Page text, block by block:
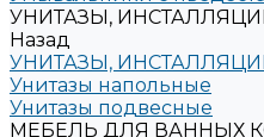
УНИТАЗЫ,
Назад
УНИТАЗЫ,
Унитазы напольные
Унитазы подвесные
МЕБЕЛЬ ДЛЯ ВАННЫХ